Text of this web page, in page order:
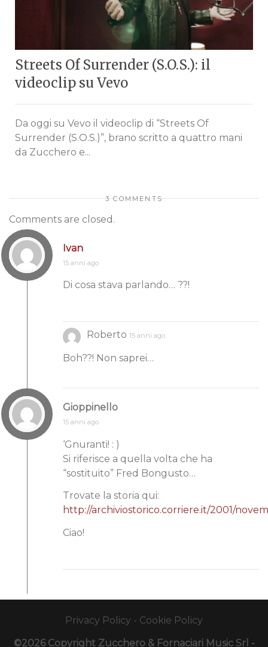
Streets Of Surrender (S.O.S.): il
videoclip su Vevo
Da oggi su Vevo il videoclip di “Streets Of
Surrender (S.O.S.)”, brano scritto a quattro mani
da Zucchero e...
3 COMMENTS
Comments are closed.
Ivan
15 anni ago
Di cosa stava parlando… ??!
Roberto 15 anni ago
Boh??! Non saprei…
Gioppinello
15 anni ago
‘Gnuranti! : )
Si riferisce a quella volta che ha
“sostituito” Fred Bongusto…
Trovate la storia qui:
http://archiviostorico.corriere.it/2001/
Ciao!
Privacy Policy - Cookie Policy
©2026 Copyright Zucchero & Fornaciari Music Srl -